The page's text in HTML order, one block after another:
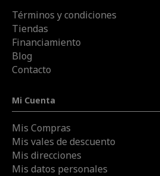
Términos y condiciones
Tiendas
Financiamiento
Blog
Contacto
Mi Cuenta
Mis Compras
Mis vales de descuento
Mis direcciones
Mis datos personales